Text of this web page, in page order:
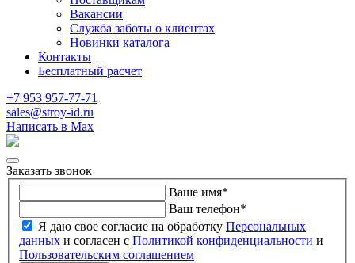
Вакансии
Служба заботы о клиентах
Новинки каталога
Контакты
Бесплатный расчет
+7 953 957-77-71
sales@stroy-id.ru
Написать в Max
Заказать звонок
Ваше имя*
Ваш телефон*
Я даю свое согласие на обработку Персональных
данных и согласен с Политикой конфиденциальности и
Пользовательским соглашением